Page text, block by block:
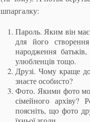
шпаргалку:
Пароль. Яким він
для його
народження
улюбленців тощо.
Друзі. Чому краще
знаєте особисто?
Фото. Якими фото
сімейного архіву?
поясніть, що фото